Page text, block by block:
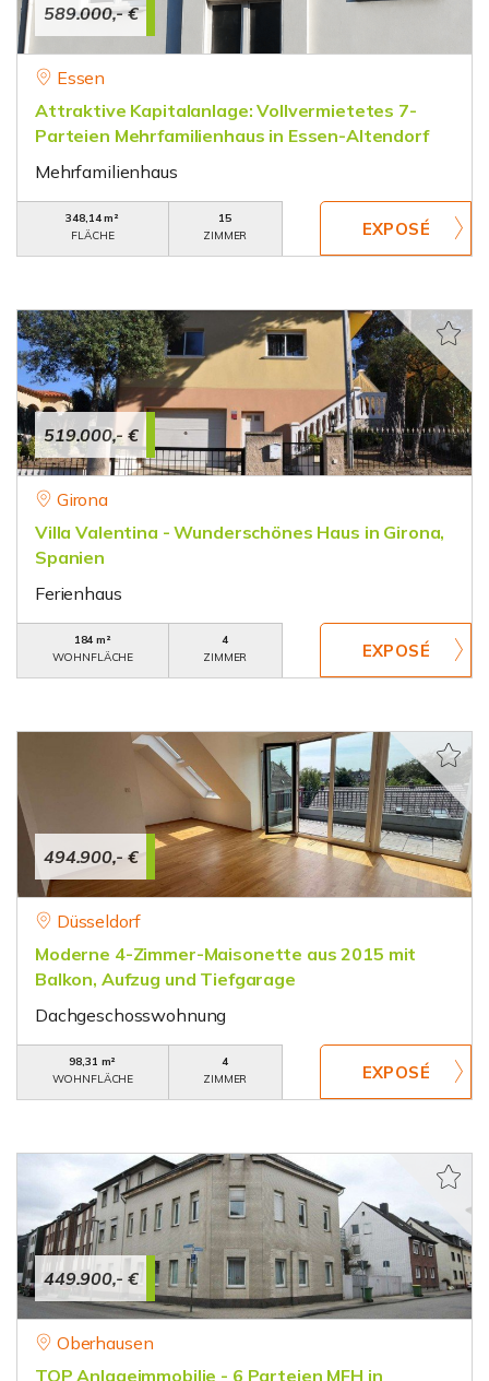
589.000,- €
Essen
Attraktive Kapitalanlage: Vollvermietetes 7-
Parteien Mehrfamilienhaus in Essen-Altendorf
Mehrfamilienhaus
348,14 m²
FLÄCHE
15
ZIMMER
519.000,- €
Girona
Villa Valentina - Wunderschönes Haus in Girona,
Spanien
Ferienhaus
184 m²
WOHNFLÄCHE
4
ZIMMER
494.900,- €
Düsseldorf
Moderne 4-Zimmer-Maisonette aus 2015 mit
Balkon, Aufzug und Tiefgarage
Dachgeschosswohnung
98,31 m²
WOHNFLÄCHE
4
ZIMMER
449.900,- €
Oberhausen
TOP Anlageimmobilie - 6 Parteien MFH in